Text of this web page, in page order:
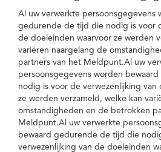
Al uw verwerkte persoonsgegevens
gedurende de tijd die nodig is voor
de doeleinden waarvoor ze werden
variëren naargelang de
partners van het Meldpunt.Al uw
persoonsgegevens worden
nodig is voor de verwezenlijking van
ze werden verzameld, welke kan
omstandigheden en de betrokken
Meldpunt.Al uw verwerkte
bewaard gedurende de tijd die
verwezenlijking van de doeleinden